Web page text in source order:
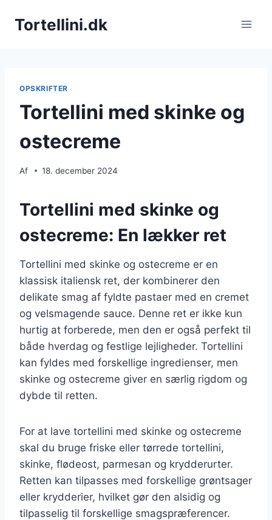
Tortellini.dk
OPSKRIFTER
Tortellini med skinke og
ostecreme
Af 18. december 2024
Tortellini med skinke og
ostecreme: En lækker ret
Tortellini med skinke og ostecreme er en
klassisk italiensk ret, der kombinerer den
delikate smag af fyldte pastaer med en cremet
og velsmagende sauce. Denne ret er ikke kun
hurtig at forberede, men den er også perfekt til
både hverdag og festlige lejligheder. Tortellini
kan fyldes med forskellige ingredienser, men
skinke og ostecreme giver en særlig rigdom og
dybde til retten.
For at lave tortellini med skinke og ostecreme
skal du bruge friske eller tørrede tortellini,
skinke, flødeost, parmesan og krydderurter.
Retten kan tilpasses med forskellige grøntsager
eller krydderier, hvilket gør den alsidig og
tilpasselig til forskellige smagspræferencer.